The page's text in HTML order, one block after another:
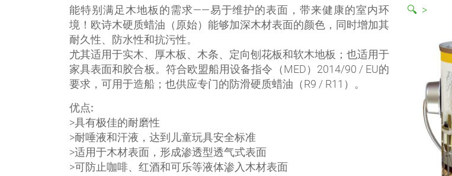
能特别满足木地板的需求——易于维护的表面，带来健康的室内环
境！欧诗木硬质蜡油（原始）能够加深木材表面的颜色，同时增加其
耐久性、防水性和抗污性。
尤其适用于实木、厚木板、木条、定向刨花板和软木地板；也适用于
家具表面和胶合板。符合欧盟船用设备指令（MED）2014/90 / EU的
要求，可用于造船；也供应专门的防滑硬质蜡油（R9 / R11）。
优点:
>具有极佳的耐磨性
>耐唾液和汗液，达到儿童玩具安全标准
>适用于木材表面，形成渗透型透气式表面
>可防止咖啡、红酒和可乐等液体渗入木材表面
🔍